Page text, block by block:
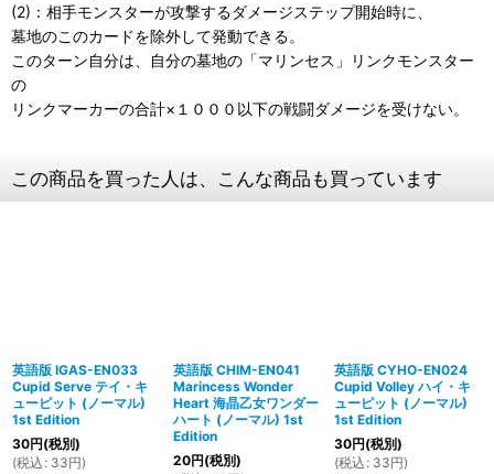
(2)：相手モンスターが攻撃するダメージステップ開始時に、
墓地のこのカードを除外して発動できる。
このターン自分は、自分の墓地の「マリンセス」リンクモンスター
の
リンクマーカーの合計×１０００以下の戦闘ダメージを受けない。
この商品を買った人は、こんな商品も買っています
英語版 IGAS-EN033
Cupid Serve テイ・キ
ューピット (ノーマル)
1st Edition
30円(税別)
(税込 : 33円)
英語版 CHIM-EN041
Marincess Wonder
Heart 海晶乙女ワンダー
ハート (ノーマル) 1st
Edition
20円(税別)
英語版 CYHO-EN024
Cupid Volley ハイ・キ
ューピット (ノーマル)
1st Edition
30円(税別)
(税込 : 33円)